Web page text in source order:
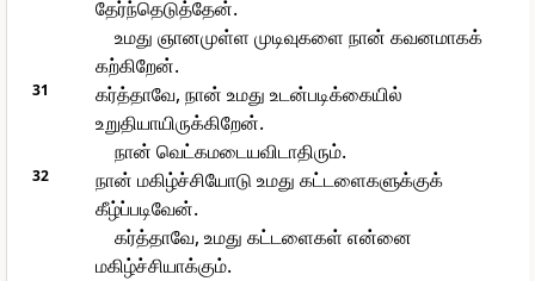
தேர்ந்தெடுத்தேன்.
உமது ஞானமுள்ள முடிவுகளை நான் கவனமாகக்
கற்கிறேன்.
31
கர்த்தாவே, நான் உமது உடன்படிக்கையில்
உறுதியாயிருக்கிறேன்.
நான் வெட்கமடையவிடாதிரும்.
32
நான் மகிழ்ச்சியோடு உமது கட்டளைகளுக்குக்
கீழ்ப்படிவேன்.
கர்த்தாவே, உமது கட்டளைகள் என்னை
மகிழ்ச்சியாக்கும்.